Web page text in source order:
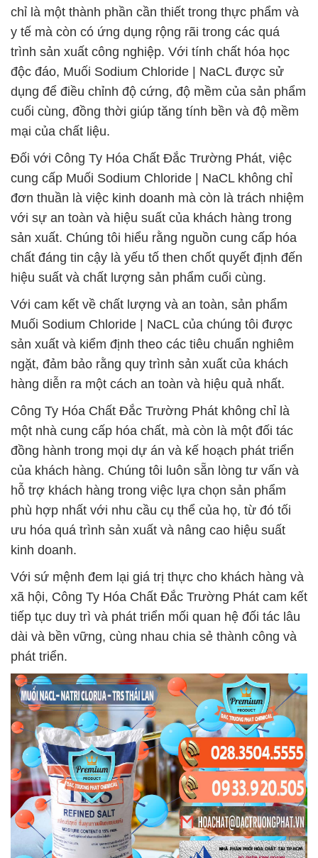
chỉ là một thành phần cần thiết trong thực phẩm và
y tế mà còn có ứng dụng rộng rãi trong các quá
trình sản xuất công nghiệp. Với tính chất hóa học
độc đáo, Muối Sodium Chloride | NaCL được sử
dụng để điều chỉnh độ cứng, độ mềm của sản phẩm
cuối cùng, đồng thời giúp tăng tính bền và độ mềm
mại của chất liệu.
Đối với Công Ty Hóa Chất Đắc Trường Phát, việc
cung cấp Muối Sodium Chloride | NaCL không chỉ
đơn thuần là việc kinh doanh mà còn là trách nhiệm
với sự an toàn và hiệu suất của khách hàng trong
sản xuất. Chúng tôi hiểu rằng nguồn cung cấp hóa
chất đáng tin cậy là yếu tố then chốt quyết định đến
hiệu suất và chất lượng sản phẩm cuối cùng.
Với cam kết về chất lượng và an toàn, sản phẩm
Muối Sodium Chloride | NaCL của chúng tôi được
sản xuất và kiểm định theo các tiêu chuẩn nghiêm
ngặt, đảm bảo rằng quy trình sản xuất của khách
hàng diễn ra một cách an toàn và hiệu quả nhất.
Công Ty Hóa Chất Đắc Trường Phát không chỉ là
một nhà cung cấp hóa chất, mà còn là một đối tác
đồng hành trong mọi dự án và kế hoạch phát triển
của khách hàng. Chúng tôi luôn sẵn lòng tư vấn và
hỗ trợ khách hàng trong việc lựa chọn sản phẩm
phù hợp nhất với nhu cầu cụ thể của họ, từ đó tối
ưu hóa quá trình sản xuất và nâng cao hiệu suất
kinh doanh.
Với sứ mệnh đem lại giá trị thực cho khách hàng và
xã hội, Công Ty Hóa Chất Đắc Trường Phát cam kết
tiếp tục duy trì và phát triển mối quan hệ đối tác lâu
dài và bền vững, cùng nhau chia sẻ thành công và
phát triển.